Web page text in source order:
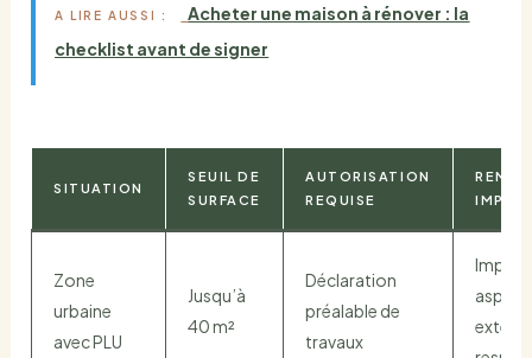
A LIRE AUSSI :
Acheter une maison à rénover : la
checklist avant de signer
SITUATION
SEUIL DE
SURFACE
AUTORISATION
REQUISE
Zone
urbaine
avec PLU
Jusqu’à
40 m²
Déclaration
préalable de
travaux
Impact
aspect